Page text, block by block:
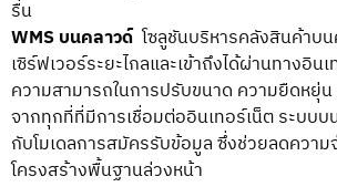
รื่น
WMS บนคลาวด์ โซลูชันบริหารคลังสินค้าบ
เซิร์ฟเวอร์ระยะไกลและเข้าถึงได้ผ่านทางอิน
ความสามารถในการปรับขนาด ความยืดหยุ่น
จากทุกที่ที่มีการเชื่อมต่ออินเทอร์เน็ต ระบบ
กับโมเดลการสมัครรับข้อมูล ซึ่งช่วยลดความ
โครงสร้างพื้นฐานล่วงหน้า